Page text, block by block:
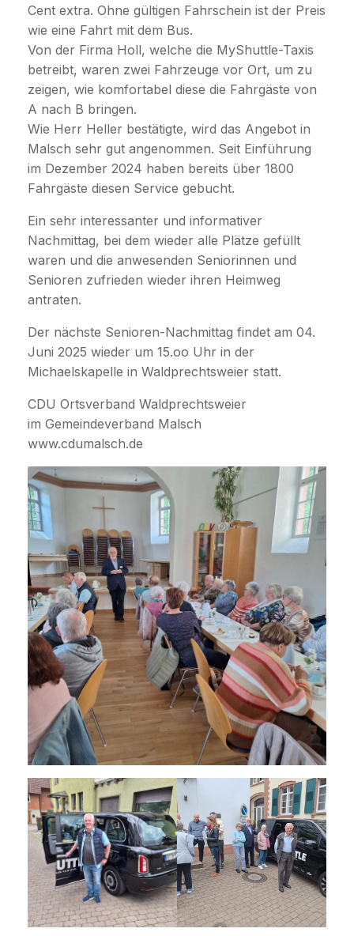
Cent extra. Ohne gültigen Fahrschein ist der Preis
wie eine Fahrt mit dem Bus.
Von der Firma Holl, welche die MyShuttle-Taxis
betreibt, waren zwei Fahrzeuge vor Ort, um zu
zeigen, wie komfortabel diese die Fahrgäste von
A nach B bringen.
Wie Herr Heller bestätigte, wird das Angebot in
Malsch sehr gut angenommen. Seit Einführung
im Dezember 2024 haben bereits über 1800
Fahrgäste diesen Service gebucht.
Ein sehr interessanter und informativer
Nachmittag, bei dem wieder alle Plätze gefüllt
waren und die anwesenden Seniorinnen und
Senioren zufrieden wieder ihren Heimweg
antraten.
Der nächste Senioren-Nachmittag findet am 04.
Juni 2025 wieder um 15.oo Uhr in der
Michaelskapelle in Waldprechtsweier statt.
CDU Ortsverband Waldprechtsweier
im Gemeindeverband Malsch
www.cdumalsch.de